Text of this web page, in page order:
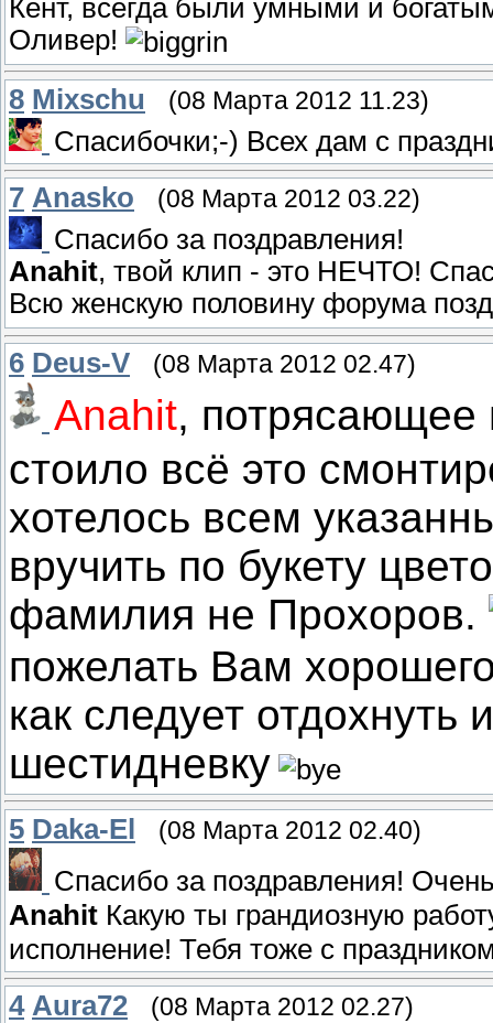
Кент, всегда были умными и
Оливер!
8 Mixschu (08 Марта 2012 11.23)
Спасибочки;-) Всех дам с
7 Anasko (08 Марта 2012 03.22)
Спасибо за поздравления!
Anahit, твой клип - это НЕЧТО!
Всю женскую половину форума
6 Deus-V (08 Марта 2012 02.47)
Anahit, потрясающее
стоило всё это
хотелось всем
вручить по букету
фамилия не Прохоров.
пожелать Вам
как следует
шестидневку
5 Daka-El (08 Марта 2012 02.40)
Спасибо за поздравления!
Anahit Какую ты грандиозную
исполнение! Тебя тоже с
4 Aura72 (08 Марта 2012 02.27)